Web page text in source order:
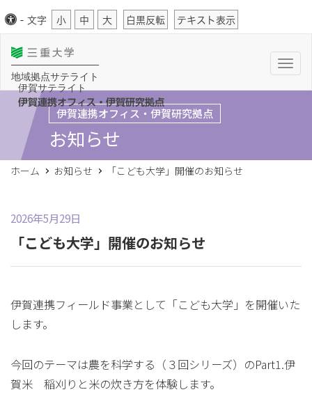
- 文字 小 中 大 白黒反転 テキスト表示
T
o
g
g
地域拠点サテライト
伊賀サテライト
伊賀連携オフィス・伊賀研究拠点
伊賀連携オフィス・伊賀研究拠点
お知らせ
ホーム お知らせ 「こども大学」開催のお知らせ
2026年5月29日
「こども大学」開催のお知らせ
伊賀連携フィールド事業として「こども大学」を開催いた
します。
今回のテーマは農を科学する（３回シリーズ）のPart1.伊
賀米 稲刈りと米の炊き方を体験します。